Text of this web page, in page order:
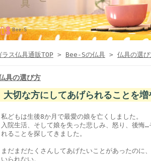
ラス仏具通販TOP > Bee-Sの仏具 > 仏具の選
具の選び方
大切な方にしてあげられることを
私どもは生後8か月で最愛の娘を亡くしました。
入院生活、そして娘を失った悲しみ、怒り、後悔
れることを探してきました。
まだまだたくさんしてあげたいことがあったのに
いられない。